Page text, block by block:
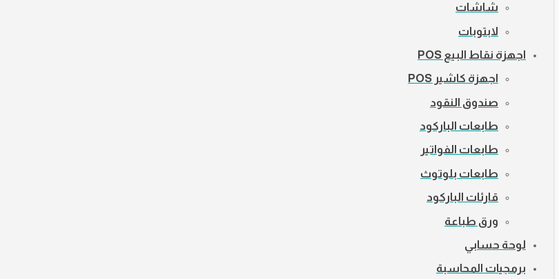
شاشات
لابتوبات
اجهزة نقاط البيع POS
اجهزة كاشير POS
صندوق النقود
طابعات الباركود
طابعات الفواتير
طابعات بلوتوث
قارئات الباركود
ورق طباعة
لوحة حسابي
برمجيات المحاسبة